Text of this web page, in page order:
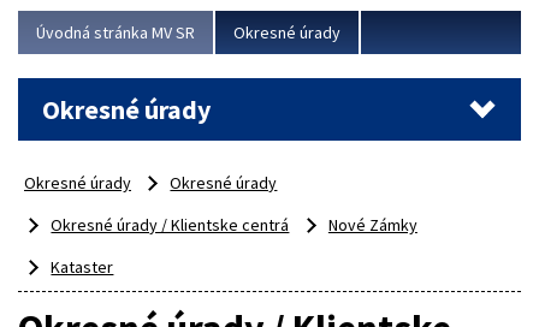
Viac
Úvodná stránka MV SR Okresné úrady
Okresné úrady
Okresné úrady
Okresné úrady
Okresné úrady / Klientske centrá
Nové Zámky
Kataster